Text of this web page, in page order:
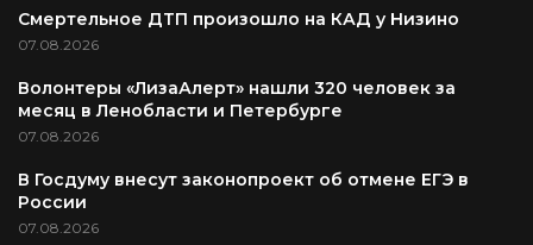
Смертельное ДТП произошло на КАД у Низино
07.08.2026
Волонтеры «ЛизаАлерт» нашли 320 человек за
месяц в Ленобласти и Петербурге
07.08.2026
В Госдуму внесут законопроект об отмене ЕГЭ в
России
07.08.2026